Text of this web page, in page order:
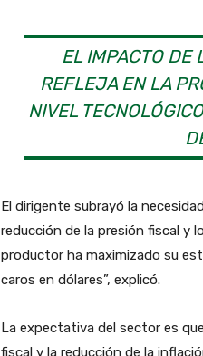
EL IMPACTO DE
REFLEJA EN LA
NIVEL
El dirigente subrayó la
reducción de la presión fiscal y
productor ha maximizado su
caros en dólares”, explicó.
La expectativa del sector es
fiscal y la reducción de la